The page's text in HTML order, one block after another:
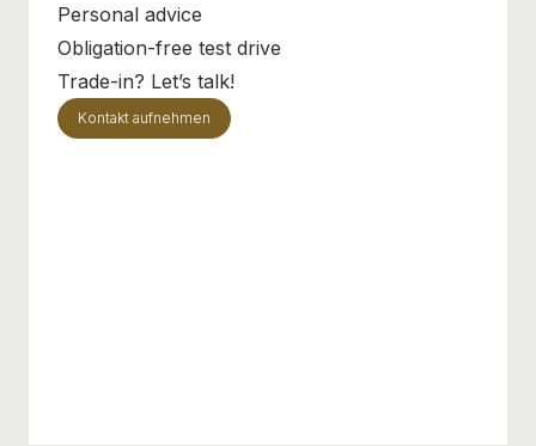
Personal advice
Obligation-free test drive
Trade-in? Let’s talk!
Kontakt aufnehmen